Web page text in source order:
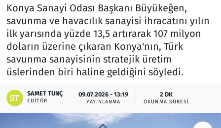
Konya Sanayi Odası Başkanı Büyükeğen,
savunma ve havacılık sanayisi ihracatını yılın
ilk yarısında yüzde 13,5 artırarak 107 milyon
doların üzerine çıkaran Konya'nın, Türk
savunma sanayisinin stratejik üretim
üslerinden biri haline geldiğini söyledi.
SAMET TUNÇ
EDITÖR
09.07.2026 - 13:19
YAYINLANMA
2 DK
OKUNMA SÜRESI
Lezzet Durağı
Memur ve Kamu
Otomobil
Oyun
Ramazan